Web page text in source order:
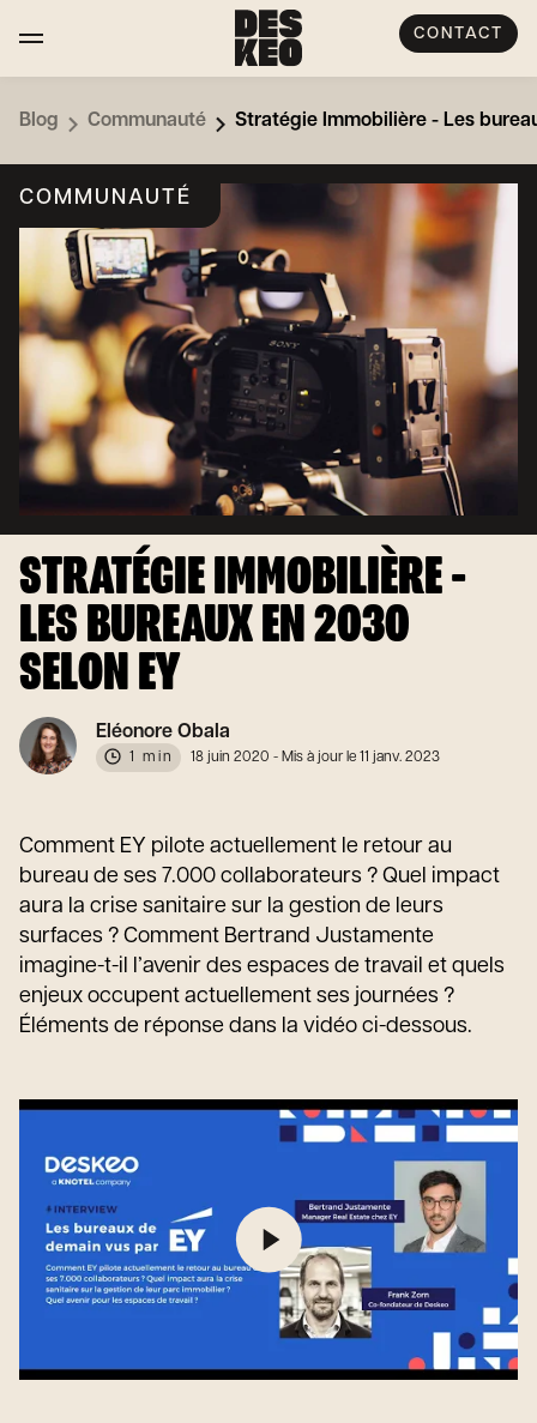
CONTACT
Blog Communauté Stratégie Immobilière - Les
COMMUNAUTÉ
STRATÉGIE IMMOBILIÈRE -
LES BUREAUX EN 2030
SELON EY
Eléonore Obala
1 min 18 juin 2020 - Mis à jour le 11 janv. 2023
Comment EY pilote actuellement le retour au
bureau de ses 7.000 collaborateurs ? Quel impact
aura la crise sanitaire sur la gestion de leurs
surfaces ? Comment Bertrand Justamente
imagine-t-il l’avenir des espaces de travail et quels
enjeux occupent actuellement ses journées ?
Éléments de réponse dans la vidéo ci-dessous.